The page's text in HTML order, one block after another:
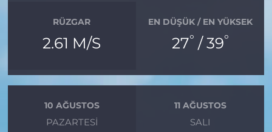
RÜZGAR
2.61 M/S
EN DÜŞÜK / EN YÜKSEK
27° / 39°
10 AĞUSTOS
PAZARTESI
11 AĞUSTOS
SALI